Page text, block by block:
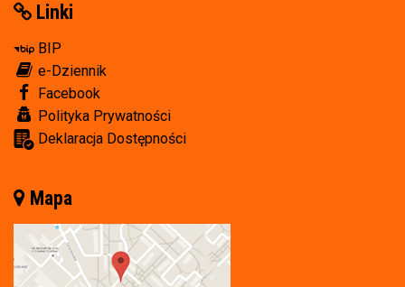
Linki
BIP
e-Dziennik
Facebook
Polityka Prywatności
Deklaracja Dostępności
Mapa